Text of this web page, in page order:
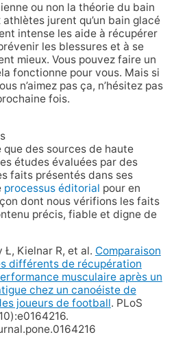
ou non la théorie du bain
jurent qu’un bain glacé
intense les aide à récupérer
les blessures et à se
mieux. Vous pouvez faire un
fonctionne pour vous. Mais si
n’aimez pas ça, n’hésitez pas
fois.
que des sources de haute
études évaluées par des
faits présentés dans ses
processus éditorial pour en
dont nous vérifions les faits
précis, fiable et digne de
Ł, Kielnar R, et al. Comparaison
différents de récupération
musculaire après un
chez un canoéiste de
joueurs de football. PLoS